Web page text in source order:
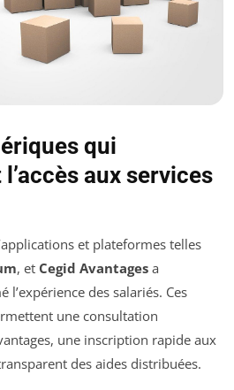
qui
aux services
et plateformes telles
, et Cegid Avantages a
des salariés. Ces
une consultation
une inscription rapide aux
des aides distribuées.